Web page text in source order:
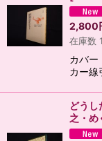
2,800
在庫数
カバ
カー
どう
之・め